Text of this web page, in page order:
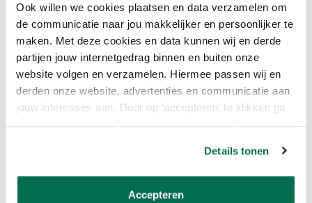
Ook willen we cookies plaatsen en data verzamelen om
de communicatie naar jou makkelijker en persoonlijker te
maken. Met deze cookies en data kunnen wij en derde
partijen jouw internetgedrag binnen en buiten onze
website volgen en verzamelen. Hiermee passen wij en
derden onze website, advertenties en communicatie aan
jouw interesses aan. Door op 'accepteren' te klikken ga
Details tonen
Accepteren
Combideal Lakverf + Kwast
€11,50
8% korting
Adviesprijs:€12,37
St. Marc Verfreiniger + Spons